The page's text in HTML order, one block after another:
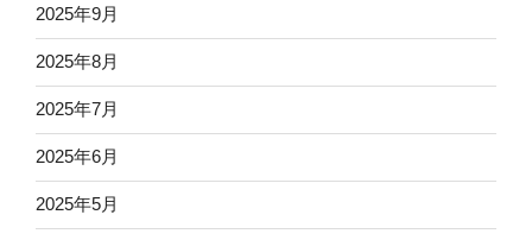
2025年9月
2025年8月
2025年7月
2025年6月
2025年5月